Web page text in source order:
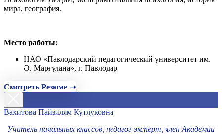
мира, география.
Место работы:
НАО «Павлодарский педагогический университет им.
Ә. Марғулана», г. Павлодар
Смотреть Резюме ➝
Вахитова Пайзилям Кутлуковна
Учитель начальных классов, педагог-эксперт, член Академии